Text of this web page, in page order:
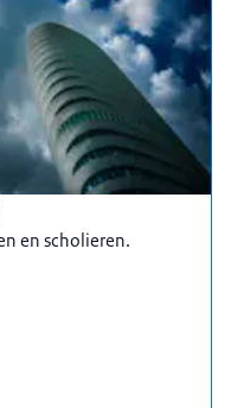
en scholieren.